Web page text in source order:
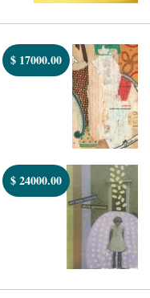
$ 17000.00
$24000.00